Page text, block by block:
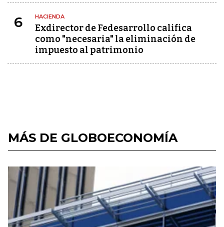
6 HACIENDA
Exdirector de Fedesarrollo califica
como "necesaria" la eliminación de
impuesto al patrimonio
MÁS DE GLOBOECONOMÍA